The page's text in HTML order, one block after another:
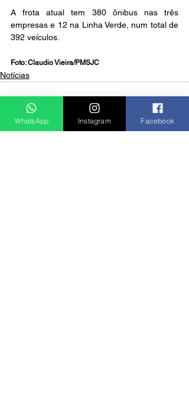
A frota atual tem 380 ônibus nas três
empresas e 12 na Linha Verde, num total de
392 veículos.
Foto: Claudio Vieira/PMSJC
Notícias
WhatsApp Instagram Facebook